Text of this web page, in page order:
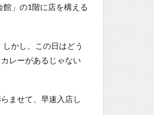
」の1階に店を構える
かし、この日はどう
レーがあるじゃない
ませて、早速入店し